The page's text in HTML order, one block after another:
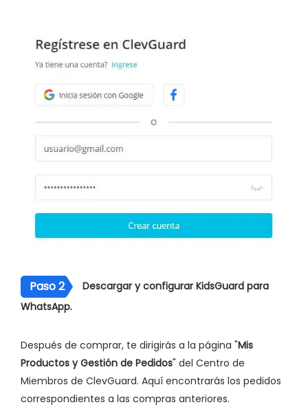
Paso 2
Descargar y configurar KidsGuard para
WhatsApp.
Después de comprar, te dirigirás a la página "Mis
Productos y Gestión de Pedidos" del Centro de
Miembros de ClevGuard. Aquí encontrarás los pedidos
correspondientes a las compras anteriores.